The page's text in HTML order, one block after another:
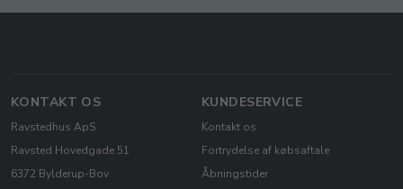
KONTAKT OS
Ravstedhus ApS
Ravsted Hovedgade 51
6372 Bylderup-Bov
KUNDESERVICE
Kontakt os
Fortrydelse af købsaftale
Åbningstider